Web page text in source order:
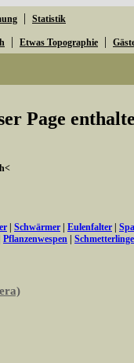
| Statistik
| Etwas Topographie |
Page
Schwärmer Eulenfalter
Pflanzenwespen